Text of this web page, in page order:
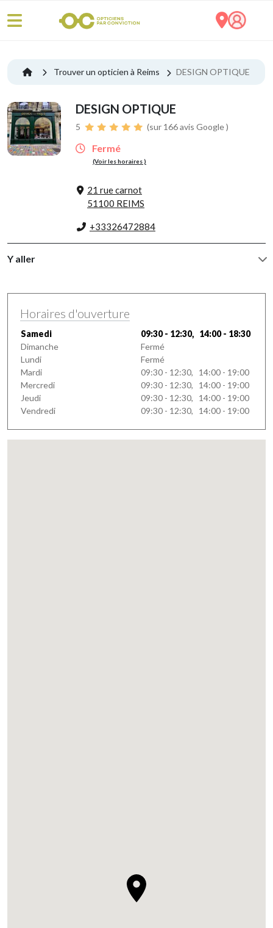
Trouver un opticien à Reims DESIGN OPTIQUE
DESIGN OPTIQUE
5 (sur 166 avis Google )
Fermé
(Voir les horaires )
21 rue carnot
51100 REIMS
+33326472884
Y aller
Horaires d'ouverture
Samedi
09:30 - 12:30, 14:00 - 18:30
Dimanche
Fermé
Lundi
Fermé
Mardi
09:30 - 12:30, 14:00 - 19:00
Mercredi
09:30 - 12:30, 14:00 - 19:00
Jeudi
09:30 - 12:30, 14:00 - 19:00
Vendredi
09:30 - 12:30, 14:00 - 19:00